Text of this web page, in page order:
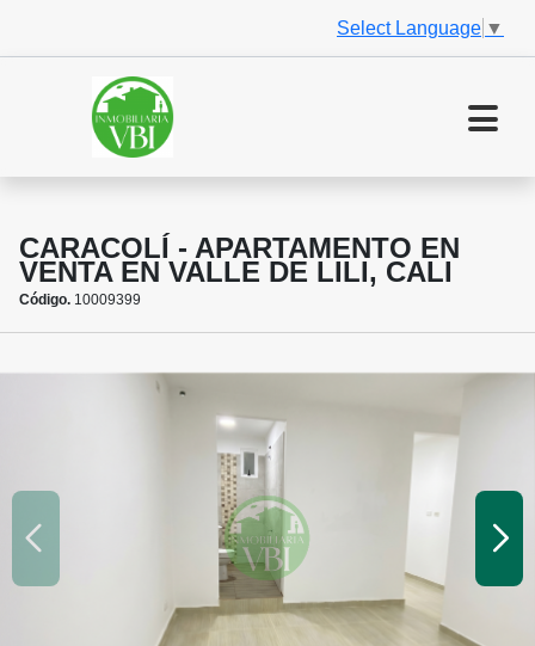
Select Language ▼
CARACOLÍ - APARTAMENTO EN
VENTA EN VALLE DE LILI, CALI
Código. 10009399